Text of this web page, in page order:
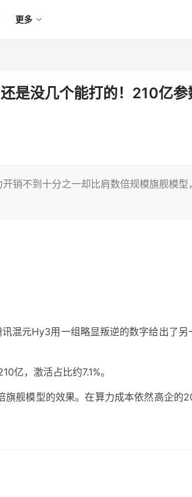
更多
是没几个能打的！210亿参
销不到十分之一却比肩数倍规模旗舰模型，
混元Hy3用一组略显叛逆的数字给出了另
亿，激活占比约7.1%。
舰模型的效果。在算力成本依然高企的